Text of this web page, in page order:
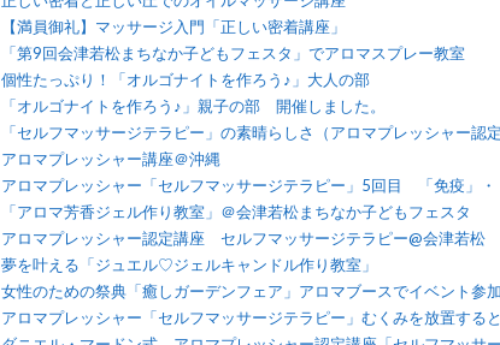
【満員御礼】マッサージ入門「正しい密着講座」
「第9回会津若松まちなか子どもフェスタ」でアロマスプレー教室
個性たっぷり！「オルゴナイトを作ろう♪」大人の部
「オルゴナイトを作ろう♪」親子の部 開催しました。
「セルフマッサージテラピー」の素晴らしさ（アロマプレッシャー認
アロマプレッシャー講座＠沖縄
アロマプレッシャー「セルフマッサージテラピー」5回目 「免疫」・
「アロマ芳香ジェル作り教室」＠会津若松まちなか子どもフェスタ
アロマプレッシャー認定講座 セルフマッサージテラピー@会津若松
夢を叶える「ジュエル♡ジェルキャンドル作り教室」
女性のための祭典「癒しガーデンフェア」アロマブースでイベント参加
アロマプレッシャー「セルフマッサージテラピー」むくみを放置する